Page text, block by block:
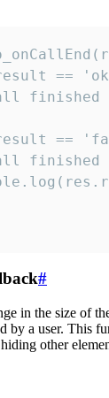
==
finished
==
finished
#
in the size of
by a user. This
other